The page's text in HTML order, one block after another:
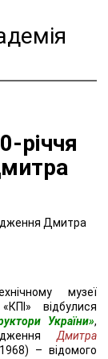
річчя
музеї
відбулися
України»,
Дмитра
– відомого